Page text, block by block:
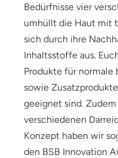
Bedürfnisse vier
umhüllt die Haut mit
sich durch ihre
Inhaltsstoffe aus.
Produkte für normale
sowie
geeignet sind.
verschiedenen
Konzept haben wir
den BSB Innovation